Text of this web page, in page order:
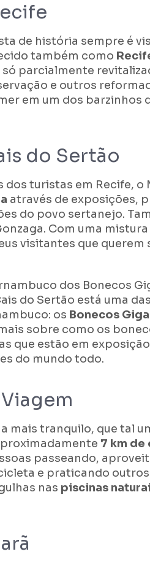
de história sempre é
também como
parcialmente
e outros
em um dos barzinhos
do Sertão
turistas em Recife, o
através de exposições,
do povo sertanejo.
Com uma
visitantes que querem
dos Bonecos
do Sertão está uma
os Bonecos
sobre como os
que estão em
do mundo todo.
mais tranquilo, que tal
7 km de
passeando,
e praticando outros
nas piscinas